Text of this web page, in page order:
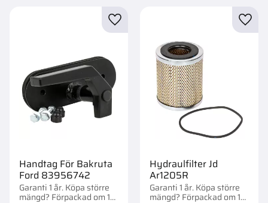
Handtag För Bakruta
Ford 83956742
Garanti 1 år. Köpa större
mängd? Förpackad om 1
Lägg till i favoriter
Hydraulfilter Jd
Ar1205R
Garanti 1 år. Köpa större
mängd? Förpackad om 1